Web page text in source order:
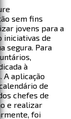
sem fins
jovens para a
iniciativas de
segura. Para
à
A aplicação
de
chefes de
e realizar
foi